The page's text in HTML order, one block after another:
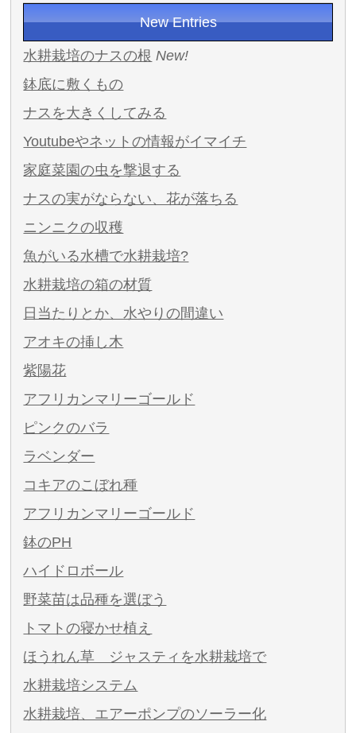
New Entries
水耕栽培のナスの根 New!
鉢底に敷くもの
ナスを大きくしてみる
Youtubeやネットの情報がイマイチ
家庭菜園の虫を撃退する
ナスの実がならない、花が落ちる
ニンニクの収穫
魚がいる水槽で水耕栽培?
水耕栽培の箱の材質
日当たりとか、水やりの間違い
アオキの挿し木
紫陽花
アフリカンマリーゴールド
ピンクのバラ
ラベンダー
コキアのこぼれ種
アフリカンマリーゴールド
鉢のPH
ハイドロボール
野菜苗は品種を選ぼう
トマトの寝かせ植え
ほうれん草 ジャスティを水耕栽培で
水耕栽培システム
水耕栽培、エアーポンプのソーラー化